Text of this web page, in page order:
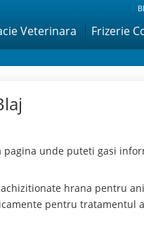
Veterinara Frizerie
pagina unde puteti gasi
hrana pentru
pentru tratamentul